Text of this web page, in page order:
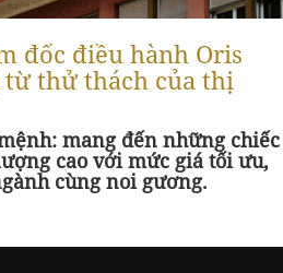
đốc điều hành Oris
thử thách của thị
mang đến những chiếc
cao với mức giá tối ưu,
cùng noi gương.